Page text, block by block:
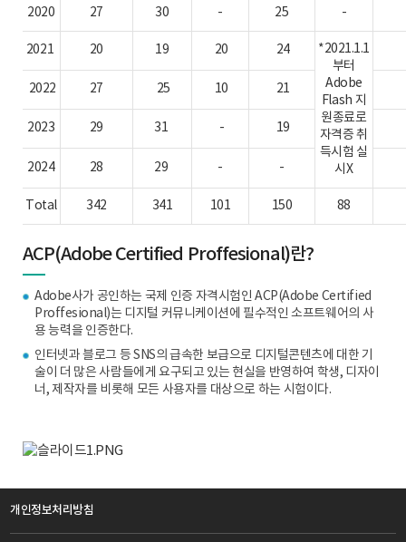
2020 27 30 - 25 -
2021 20 19 20 24
*2021.1.1
부터
Adobe
Flash 지
원종료로
자격증 취
득시험 실
시X
2022 27 25 10 21
2023 29 31 - 19
2024 28 29 - -
Total 342 341 101 150 88
ACP(Adobe Certified Proffesional)란?
Adobe사가 공인하는 국제 인증 자격시험인 ACP(Adobe Certified
Proffesional)는 디지털 커뮤니케이션에 필수적인 소프트웨어의 사
용 능력을 인증한다.
인터넷과 블로그 등 SNS의 급속한 보급으로 디지털콘텐츠에 대한 기
술이 더 많은 사람들에게 요구되고 있는 현실을 반영하여 학생, 디자이
너, 제작자를 비롯해 모든 사용자를 대상으로 하는 시험이다.
개인정보처리방침